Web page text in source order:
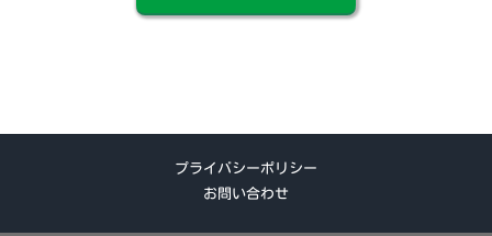
プライバシーポリシー
お問い合わせ